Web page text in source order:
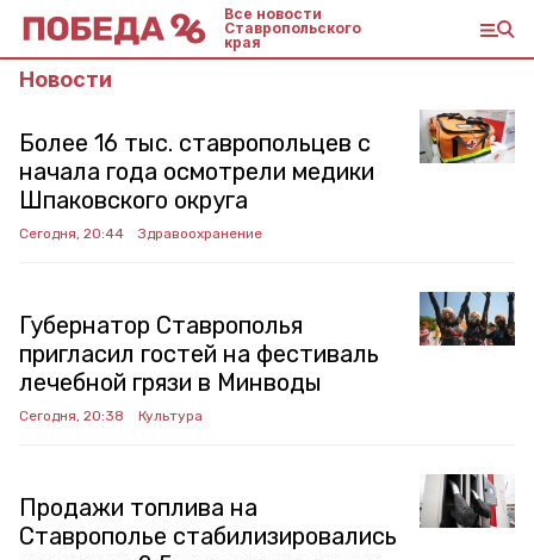
Все новости
Ставропольского
края
Новости
Более 16 тыс. ставропольцев с
начала года осмотрели медики
Шпаковского округа
Сегодня, 20:44 Здравоохранение
Губернатор Ставрополья
пригласил гостей на фестиваль
лечебной грязи в Минводы
Сегодня, 20:38 Культура
Продажи топлива на
Ставрополье стабилизировались